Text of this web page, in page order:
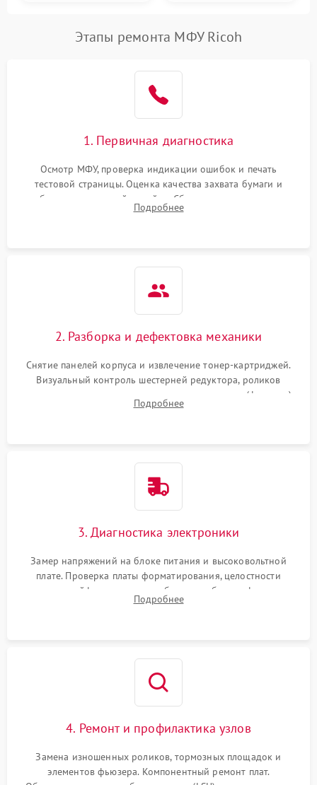
Этапы ремонта МФУ Ricoh
1. Первичная диагностика
Осмотр МФУ, проверка индикации ошибок и печать
тестовой страницы. Оценка качества захвата бумаги и
работы сканирующей линейки. Сбор данных о замятиях,
дефектах изображения или посторонних шумах при работе.
Подробнее
2. Разборка и дефектовка механики
Снятие панелей корпуса и извлечение тонер-картриджей.
Визуальный контроль шестерней редуктора, роликов
захвата, термопленки и прижимного вала в печи (фьюзере).
Проверка оптики сканера на загрязнения.
Подробнее
3. Диагностика электроники
Замер напряжений на блоке питания и высоковольтной
плате. Проверка платы форматирования, целостности
плоских шлейфов сканера и работоспособности флажков и
оптопар (датчиков прохождения бумаги).
Подробнее
4. Ремонт и профилактика узлов
Замена изношенных роликов, тормозных площадок и
элементов фьюзера. Компонентный ремонт плат.